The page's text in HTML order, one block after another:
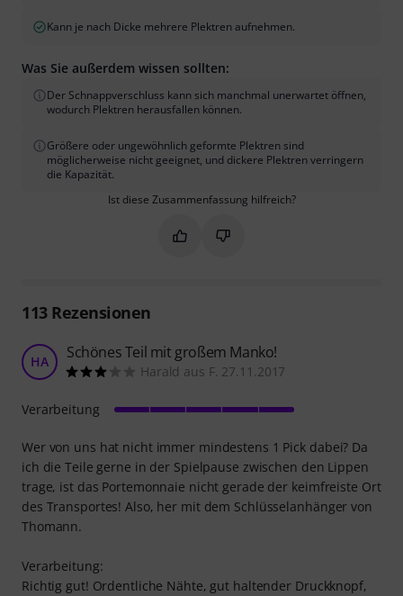
Kann je nach Dicke mehrere Plektren aufnehmen.
Was Sie außerdem wissen sollten:
Der Schnappverschluss kann sich manchmal unerwartet öffnen,
wodurch Plektren herausfallen können.
Größere oder ungewöhnlich geformte Plektren sind
möglicherweise nicht geeignet, und dickere Plektren verringern
die Kapazität.
Ist diese Zusammenfassung hilfreich?
Markieren Sie diese
Markieren Sie diese
113Rezensionen
HA Schönes Teil mit großem Manko!
Harald aus F. 27.11.2017
Wer von uns hat nicht immer mindestens 1 Pick dabei? Da
ich die Teile gerne in der Spielpause zwischen den Lippen
trage, ist das Portemonnaie nicht gerade der keimfreiste Ort
des Transportes! Also, her mit dem Schlüsselanhänger von
Thomann.
Verarbeitung:
Richtig gut! Ordentliche Nähte, gut haltender Druckknopf,
Verarbeitung